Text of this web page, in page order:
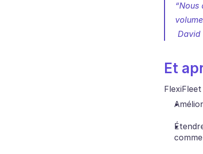
David
Et